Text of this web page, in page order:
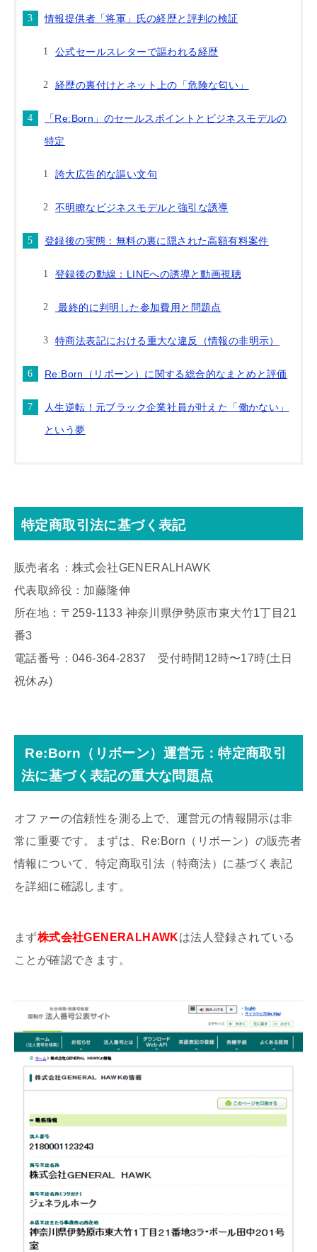
情報提供者「将軍」氏の経歴と評判の検証
公式セールスレターで謳われる経歴
経歴の裏付けとネット上の「危険な匂い」
「Re:Born」のセールスポイントとビジネスモデルの
特定
誇大広告的な謳い文句
不明瞭なビジネスモデルと強引な誘導
登録後の実態：無料の裏に隠された高額有料案件
登録後の動線：LINEへの誘導と動画視聴
最終的に判明した参加費用と問題点
特商法表記における重大な違反（情報の非明示）
Re:Born（リボーン）に関する総合的なまとめと評価
人生逆転！元ブラック企業社員が叶えた「働かない」
という夢
特定商取引法に基づく表記
販売者名：株式会社GENERALHAWK
代表取締役：加藤隆伸
所在地：〒259-1133 神奈川県伊勢原市東大竹1丁目21
番3
電話番号：046-364-2837 受付時間12時〜17時(土日
祝休み)
Re:Born（リボーン）運営元：特定商取引
法に基づく表記の重大な問題点
オファーの信頼性を測る上で、運営元の情報開示は非
常に重要です。まずは、Re:Born（リボーン）の販売者
情報について、特定商取引法（特商法）に基づく表記
を詳細に確認します。
まず株式会社GENERALHAWKは法人登録されている
ことが確認できます。